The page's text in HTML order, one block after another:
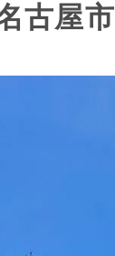
古屋市